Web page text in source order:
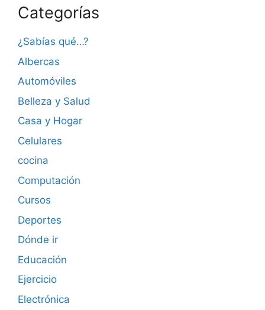
Categorías
¿Sabías qué…?
Albercas
Automóviles
Belleza y Salud
Casa y Hogar
Celulares
cocina
Computación
Cursos
Deportes
Dónde ir
Educación
Ejercicio
Electrónica